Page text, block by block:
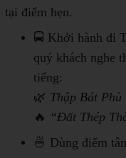
tại điểm hẹn.
🚍 Khởi hành đi
quý khách nghe
tiếng:
🌿 Thập Bát
🔥 “Đất Thép
🍜 Dùng điểm